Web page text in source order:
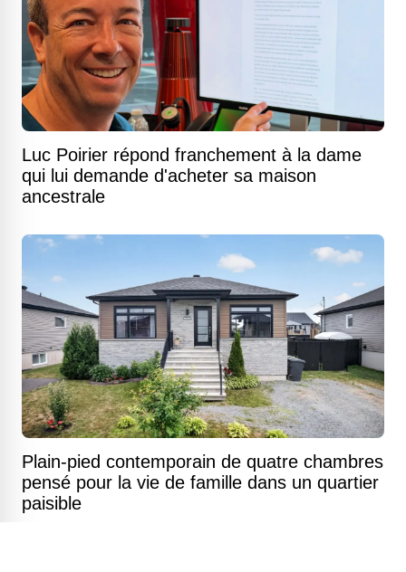
Luc Poirier répond franchement à la dame
qui lui demande d'acheter sa maison
ancestrale
Plain-pied contemporain de quatre chambres
pensé pour la vie de famille dans un quartier
paisible